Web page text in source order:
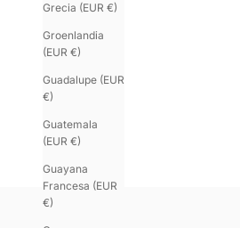
Grecia (EUR €)
Groenlandia
(EUR €)
Guadalupe (EUR
€)
Guatemala
(EUR €)
Guayana
Francesa (EUR
€)
pitón negra